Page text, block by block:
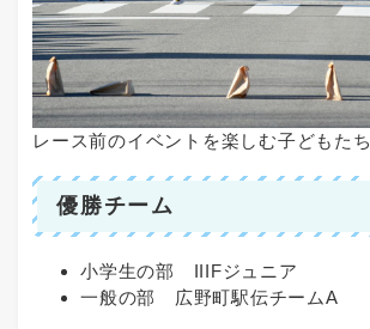
レース前のイベントを楽しむ子どもたち
優勝チーム
小学生の部 IIIFジュニア
一般の部 広野町駅伝チームA